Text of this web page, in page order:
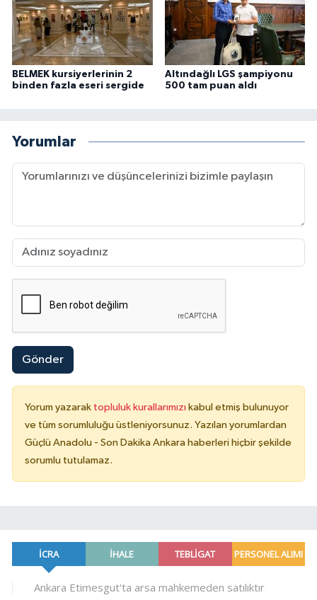
BELMEK kursiyerlerinin 2
binden fazla eseri sergide
Altındağlı LGS şampiyonu
500 tam puan aldı
Yorumlar
Gönder
Yorum yazarak topluluk kurallarımızı kabul etmiş bulunuyor
ve tüm sorumluluğu üstleniyorsunuz. Yazılan yorumlardan
Güçlü Anadolu - Son Dakika Ankara haberleri hiçbir şekilde
sorumlu tutulamaz.